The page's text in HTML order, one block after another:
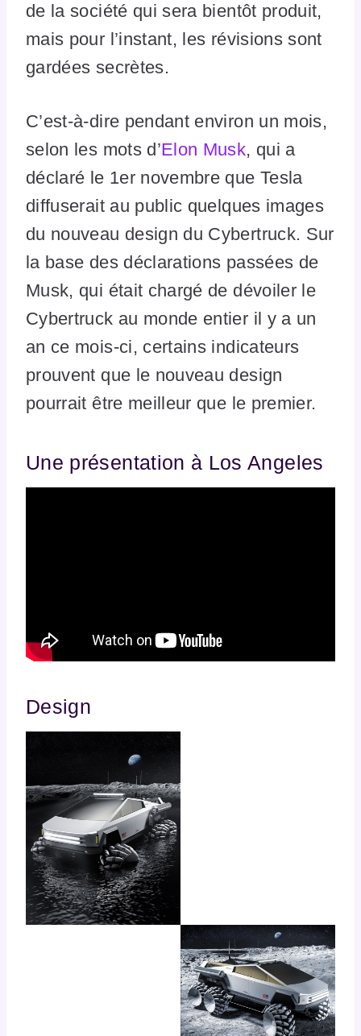
de la société qui sera bientôt produit,
mais pour l’instant, les révisions sont
gardées secrètes.
C’est-à-dire pendant environ un mois,
selon les mots d’Elon Musk, qui a
déclaré le 1er novembre que Tesla
diffuserait au public quelques images
du nouveau design du Cybertruck. Sur
la base des déclarations passées de
Musk, qui était chargé de dévoiler le
Cybertruck au monde entier il y a un
an ce mois-ci, certains indicateurs
prouvent que le nouveau design
pourrait être meilleur que le premier.
Une présentation à Los Angeles
Design